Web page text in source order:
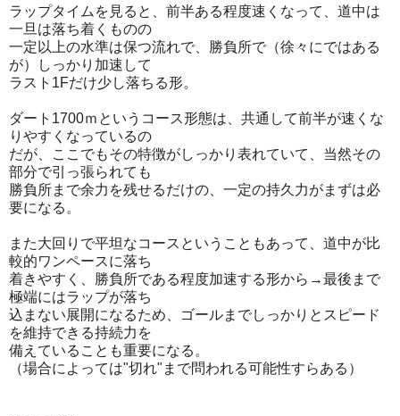
ラップタイムを見ると、前半ある程度速くなって、道中は
一旦は落ち着くものの
一定以上の水準は保つ流れで、勝負所で（徐々にではある
が）しっかり加速して
ラスト1Fだけ少し落ちる形。
ダート1700ｍというコース形態は、共通して前半が速くな
りやすくなっているの
だが、ここでもその特徴がしっかり表れていて、当然その
部分で引っ張られても
勝負所まで余力を残せるだけの、一定の持久力がまずは必
要になる。
また大回りで平坦なコースということもあって、道中が比
較的ワンペースに落ち
着きやすく、勝負所である程度加速する形から→最後まで
極端にはラップが落ち
込まない展開になるため、ゴールまでしっかりとスピード
を維持できる持続力を
備えていることも重要になる。
（場合によっては"切れ"まで問われる可能性すらある）